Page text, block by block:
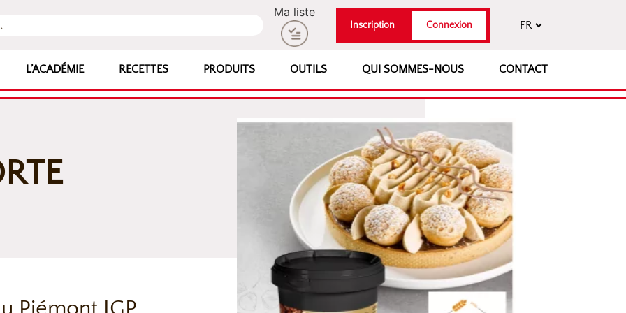
Ma liste
Inscription Connexion
L’ACADÉMIE RECETTES PRODUITS OUTILS QUI SOMMES-NOUS CONTACT